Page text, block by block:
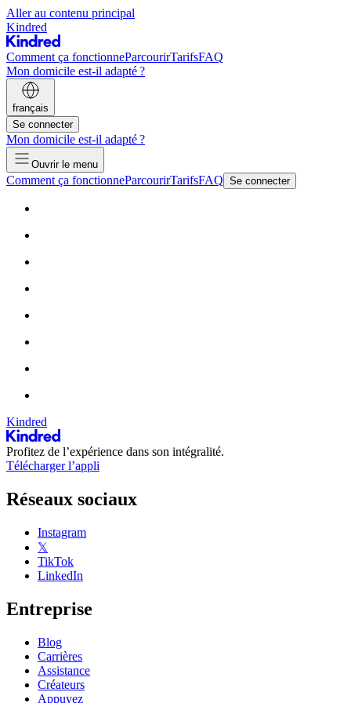
Aller au contenu principal
Kindred
Comment ça fonctionneParcourirTarifsFAQ
Mon domicile est-il adapté ?
français
Se connecter
Mon domicile est-il adapté ?
Ouvrir le menu
Comment ça fonctionneParcourirTarifsFAQ Se connecter
Kindred
Profitez de l’expérience dans son intégralité.
Télécharger l’appli
Réseaux sociaux
Instagram
𝕏
TikTok
LinkedIn
Entreprise
Blog
Carrières
Assistance
Créateurs
Appuyez